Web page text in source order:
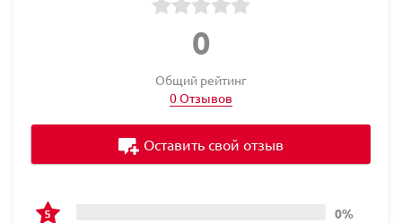
0
Общий рейтинг
0 Отзывов
0%
Оставить свой отзыв